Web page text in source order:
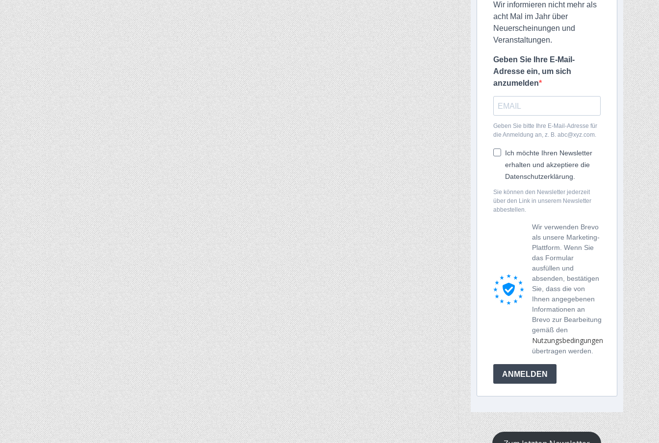
Wir informieren nicht mehr als
acht Mal im Jahr über
Neuerscheinungen und
Veranstaltungen.
Geben Sie Ihre E-Mail-
Adresse ein, um sich
anzumelden
Geben Sie bitte Ihre E-Mail-Adresse für
die Anmeldung an, z. B. abc@xyz.com.
Ich möchte Ihren Newsletter
erhalten und akzeptiere die
Datenschutzerklärung.
Sie können den Newsletter jederzeit
über den Link in unserem Newsletter
abbestellen.
Wir verwenden Brevo
als unsere Marketing-
Plattform. Wenn Sie
das Formular
ausfüllen und
absenden, bestätigen
Sie, dass die von
Ihnen angegebenen
Informationen an
Brevo zur Bearbeitung
gemäß den
Nutzungsbedingungen
übertragen werden.
ANMELDEN